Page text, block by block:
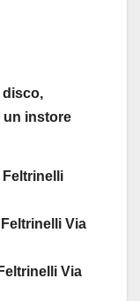
disco,
un instore
Feltrinelli
Via
Via